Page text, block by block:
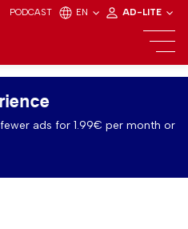
PODCAST EN AD-LITE
ads for 1.99€ per month or